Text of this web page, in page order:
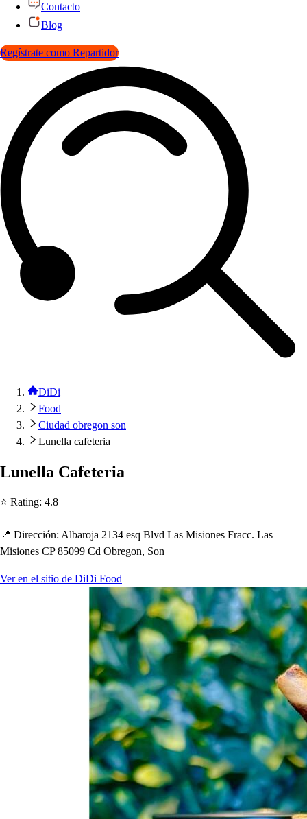
Contacto
Blog
Regístrate como Repartidor
DiDi
Food
Ciudad obregon son
Lunella cafeteria
Lunella Cafeteria
⭐ Rating: 4.8
📍 Dirección: Albaroja 2134 esq Blvd Las Misiones Fracc. Las
Misiones CP 85099 Cd Obregon, Son
Ver en el sitio de DiDi Food